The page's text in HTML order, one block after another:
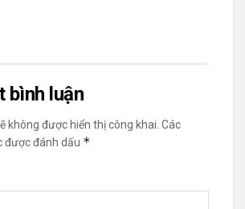
bình luận
không được hiển thị công khai. Các
được đánh dấu *